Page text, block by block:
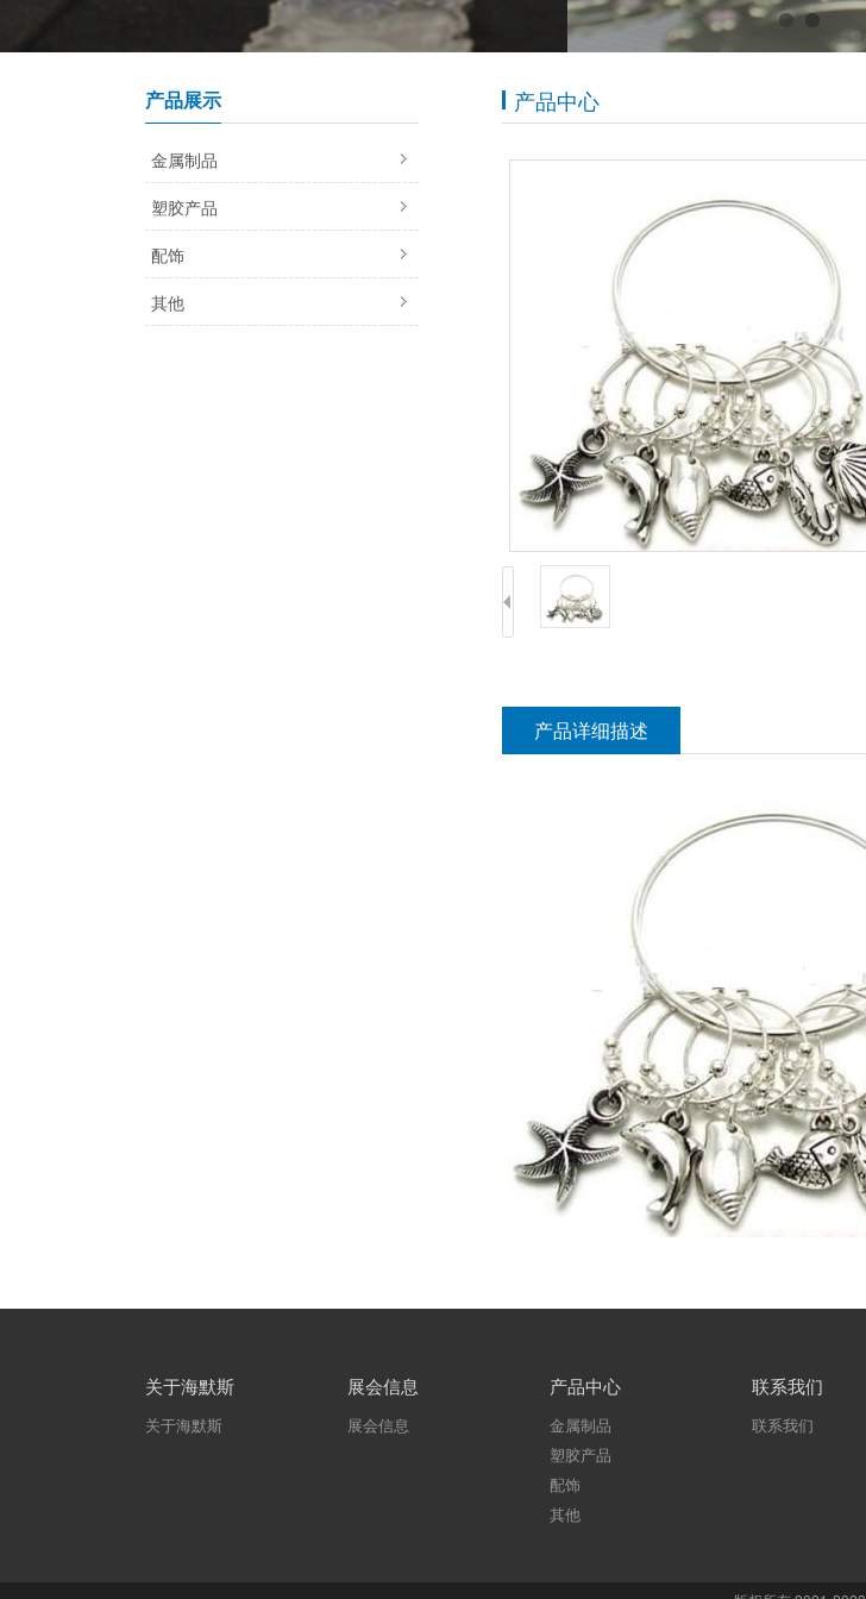
产品展示
金属制品
塑胶产品
配饰
其他
产品中心
产品详细描述
关于海默斯
关于海默斯
展会信息
展会信息
产品中心
金属制品
塑胶产品
配饰
其他
联系我们
联系我们